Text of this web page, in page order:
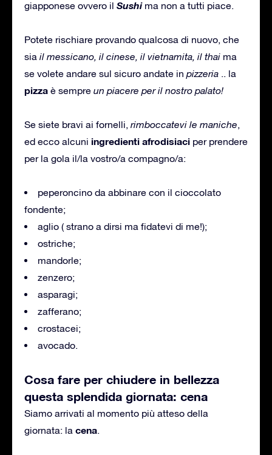
giapponese ovvero il Sushi ma non a tutti piace.
Potete rischiare provando qualcosa di nuovo, che
sia il messicano, il cinese, il vietnamita, il thai ma
se volete andare sul sicuro andate in pizzeria .. la
pizza è sempre un piacere per il nostro palato!
Se siete bravi ai fornelli, rimboccatevi le maniche,
ed ecco alcuni ingredienti afrodisiaci per prendere
per la gola il/la vostro/a compagno/a:
peperoncino da abbinare con il cioccolato
fondente;
aglio ( strano a dirsi ma fidatevi di me!);
ostriche;
mandorle;
zenzero;
asparagi;
zafferano;
crostacei;
avocado.
Cosa fare per chiudere in bellezza
questa splendida giornata: cena
Siamo arrivati al momento più atteso della
giornata: la cena.